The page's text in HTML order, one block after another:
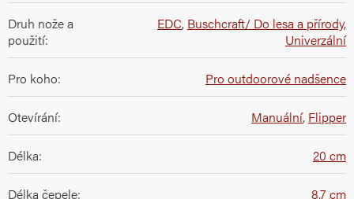
Druh nože a
použití:
EDC, Buschcraft/ Do lesa a přírody,
Univerzální
Pro koho: Pro outdoorové nadšence
Otevírání: Manuální, Flipper
Délka: 20 cm
Délka čepele: 8,7 cm